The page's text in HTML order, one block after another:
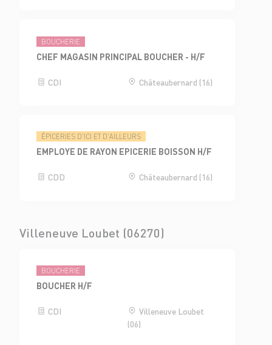
BOUCHERIE
CHEF MAGASIN PRINCIPAL BOUCHER - H/F
CDI Châteaubernard (16)
ÉPICERIES D'ICI ET D'AILLEURS
EMPLOYE DE RAYON EPICERIE BOISSON H/F
CDD Châteaubernard (16)
Villeneuve Loubet (06270)
BOUCHERIE
BOUCHER H/F
CDI
Villeneuve Loubet
(06)